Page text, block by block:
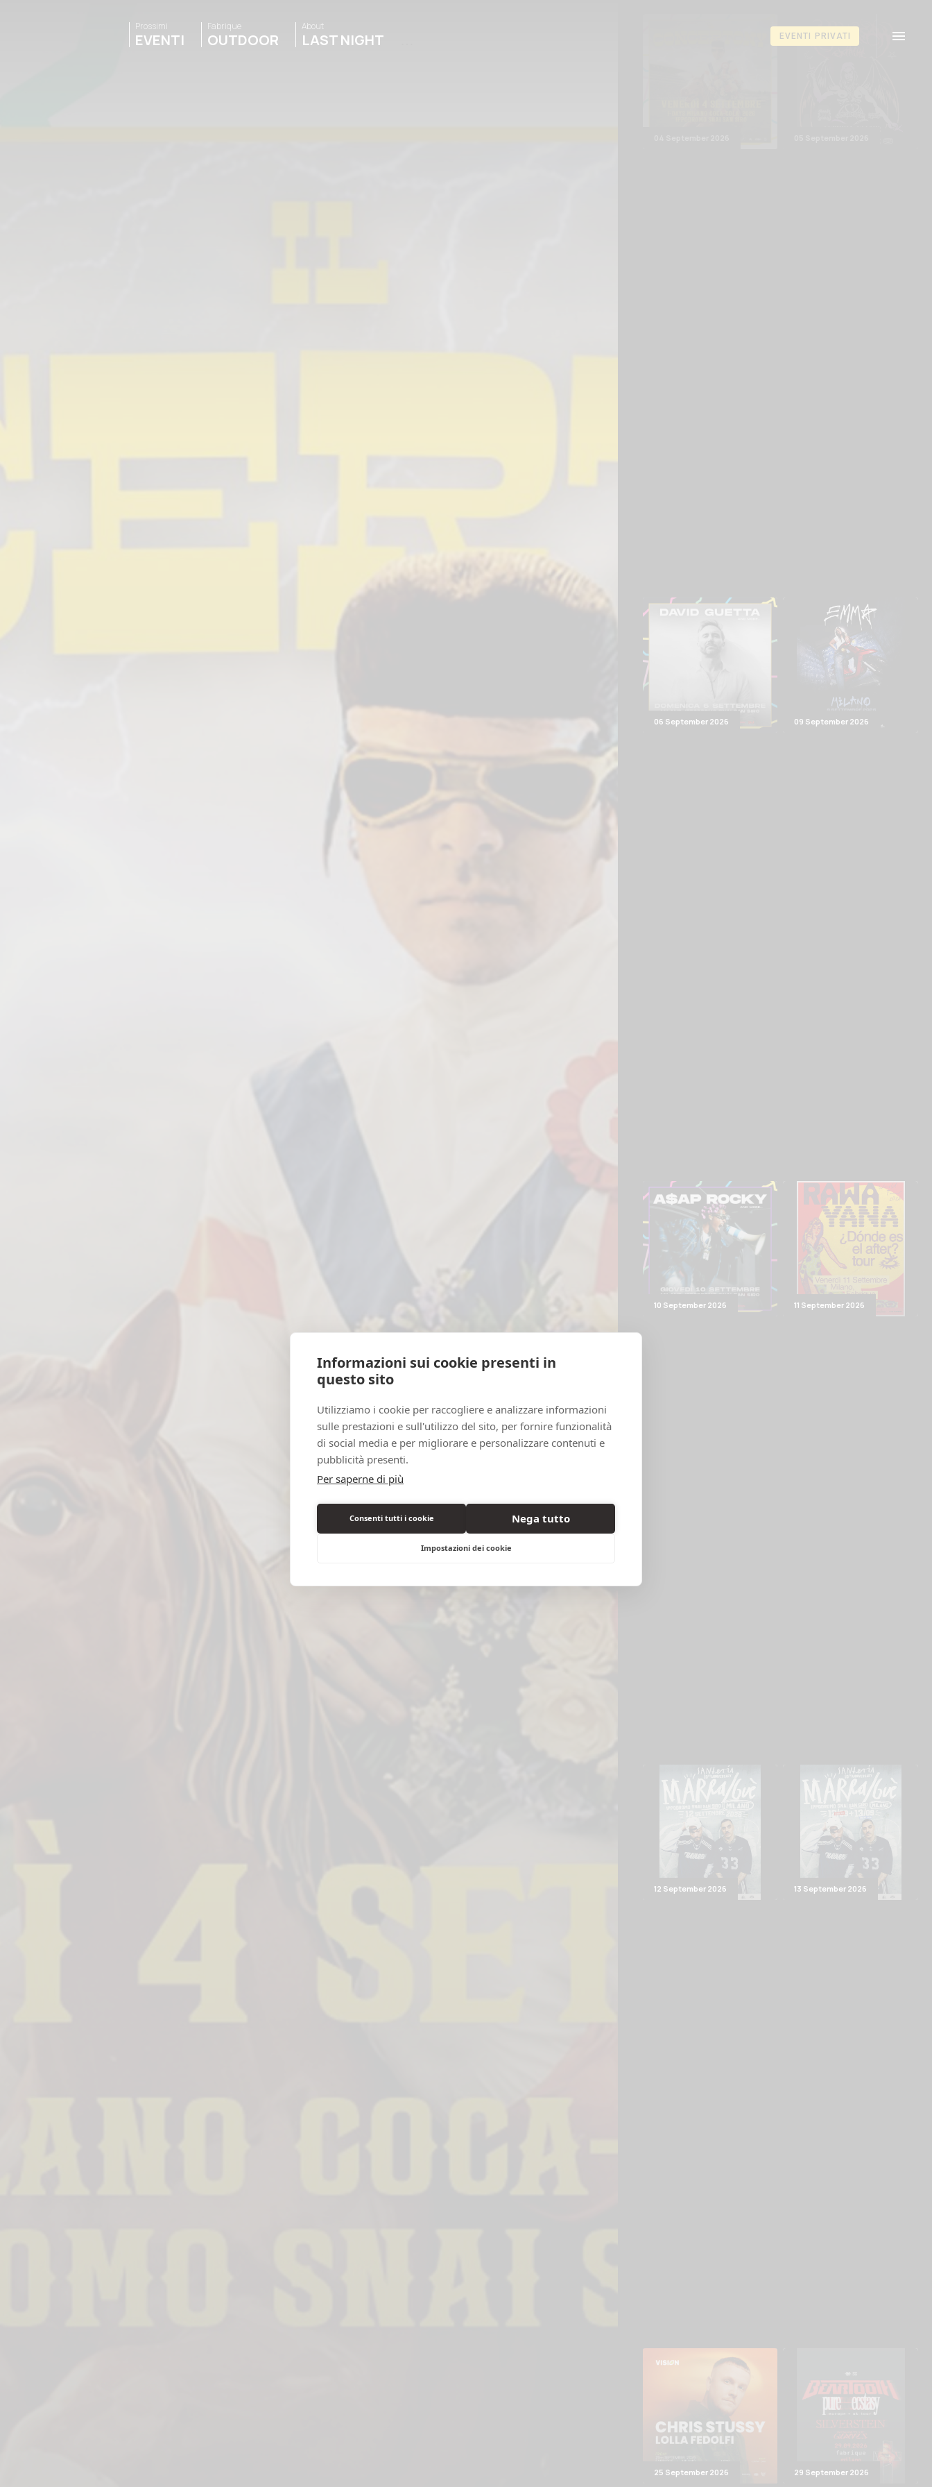
Informazioni sui cookie presenti in
questo sito
Utilizziamo i cookie per raccogliere e analizzare informazioni
sulle prestazioni e sull'utilizzo del sito, per fornire funzionalità
di social media e per migliorare e personalizzare contenuti e
pubblicità presenti.
Per saperne di più
Consenti tutti i cookie Nega tutto
Impostazioni dei cookie
Prossimi
EVENTI
Fabrique
OUTDOOR
About
LAST NIGHT EVENTI PRIVATI
06 September 2026 09 September 2026
10 September 2026 11 September 2026
12 September 2026 13 September 2026
25 September 2026 29 September 2026